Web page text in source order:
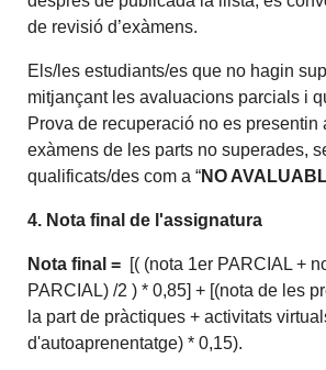
de revisió d’exàmens.
Els/les estudiants/es que no hagin
mitjançant les avaluacions parcials i
Prova de recuperació no es presentin
exàmens de les parts no superades,
qualificats/des com a “NO
4. Nota final de l'assignatura
Nota final = [( (nota 1er PARCIAL +
PARCIAL) /2 ) * 0,85] + [(nota de les
la part de pràctiques + activitats
d'autoaprenentatge) * 0,15).